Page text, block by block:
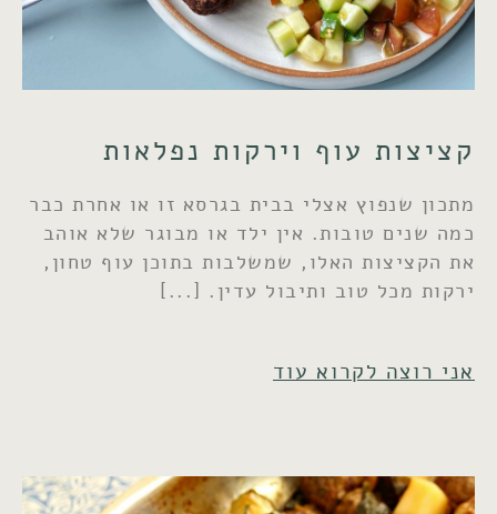
קציצות עוף וירקות נפלאות
מתכון שנפוץ אצלי בבית בגרסא זו או אחרת כבר
כמה שנים טובות. אין ילד או מבוגר שלא אוהב
את הקציצות האלו, שמשלבות בתוכן עוף טחון,
ירקות מכל טוב ותיבול עדין.
אני רוצה לקרוא עוד